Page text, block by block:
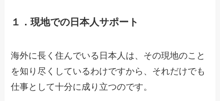
１．現地での日本人サポート
海外に長く住んでいる日本人は、その現地のこと
を知り尽くしているわけですから、それだけでも
仕事として十分に成り立つのです。